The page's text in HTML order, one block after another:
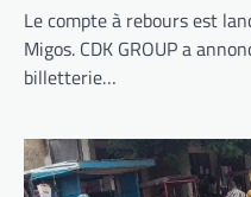
Le compte à rebours est
Migos. CDK GROUP a
billetterie…